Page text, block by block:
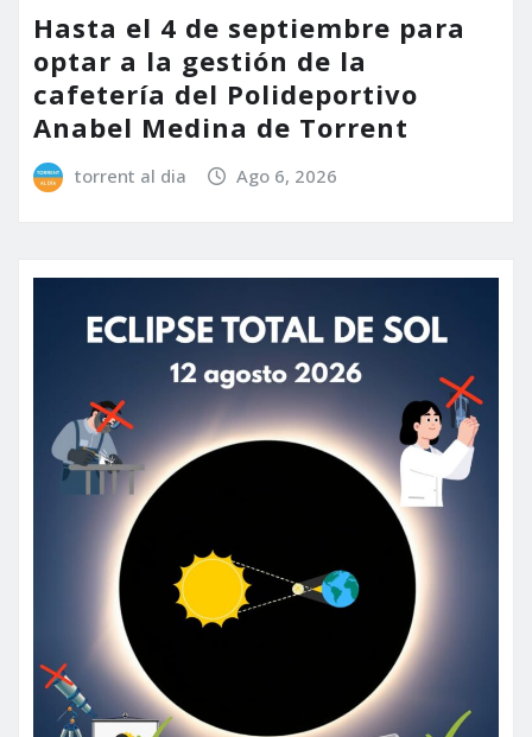
Hasta el 4 de septiembre para
optar a la gestión de la
cafetería del Polideportivo
Anabel Medina de Torrent
torrent al dia Ago 6, 2026